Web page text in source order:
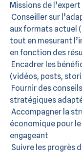
Missions de l’expert
Conseiller sur
aux formats actuel
tout en mesurant
en fonction des
Encadrer les
(vidéos, posts,
Fournir des
stratégiques
Accompagner la
économique pour
engageant
Suivre les progrès